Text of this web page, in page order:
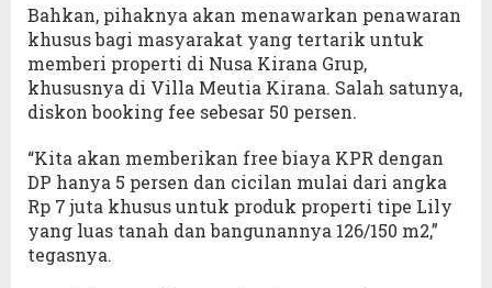
Bahkan, pihaknya akan menawarkan penawaran
khusus bagi masyarakat yang tertarik untuk
memberi properti di Nusa Kirana Grup,
khususnya di Villa Meutia Kirana. Salah satunya,
diskon booking fee sebesar 50 persen.
“Kita akan memberikan free biaya KPR dengan
DP hanya 5 persen dan cicilan mulai dari angka
Rp 7 juta khusus untuk produk properti tipe Lily
yang luas tanah dan bangunannya 126/150 m2,”
tegasnya.